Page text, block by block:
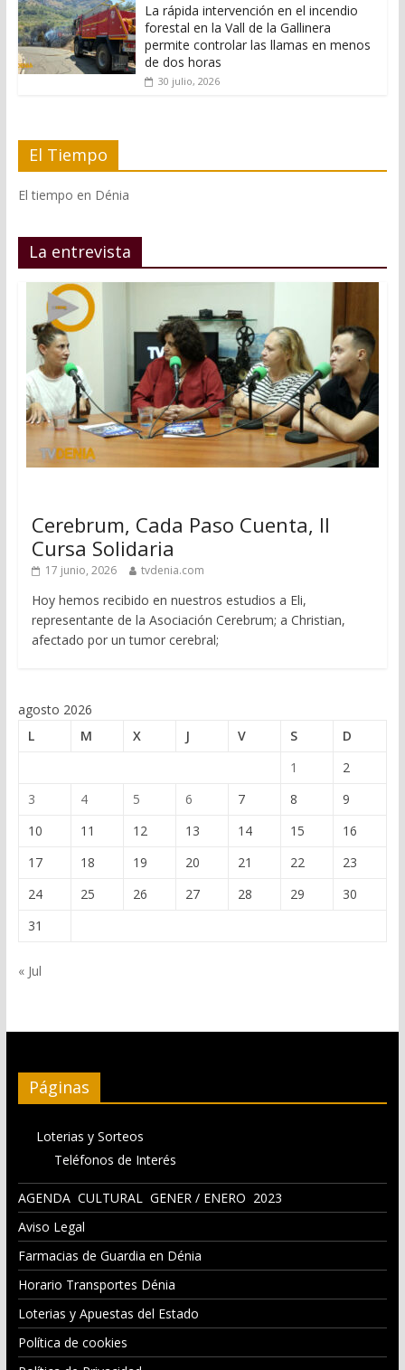
La rápida intervención en el incendio
forestal en la Vall de la Gallinera
permite controlar las llamas en menos
de dos horas
30 julio, 2026
El Tiempo
El tiempo en Dénia
La entrevista
Cerebrum, Cada Paso Cuenta, II
Cursa Solidaria
17 junio, 2026 tvdenia.com
Hoy hemos recibido en nuestros estudios a Eli,
representante de la Asociación Cerebrum; a Christian,
afectado por un tumor cerebral;
agosto 2026
L
M X J V S
D
1
2
3
4 5 6 7 8
9
10
11 12 13 14 15
16
17
18 19 20 21 22
23
24
25 26 27 28 29
30
31
« Jul
Páginas
Loterias y Sorteos
Teléfonos de Interés
AGENDA CULTURAL GENER / ENERO 2023
Aviso Legal
Farmacias de Guardia en Dénia
Horario Transportes Dénia
Loterias y Apuestas del Estado
Política de cookies